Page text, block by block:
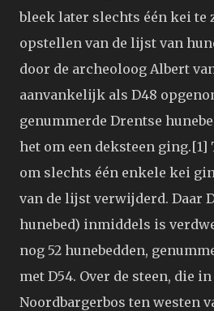
bleek later slechts één kei te
opstellen van de lijst van
door de archeoloog Albert
aanvankelijk als D48
genummerde Drentse
het om een deksteen ging.[1]
om slechts één enkele kei
van de lijst verwijderd. Daar
hunebed) inmiddels is
nog 52 hunebedden,
met D54. Over de steen, die
Noordbargerbos ten westen